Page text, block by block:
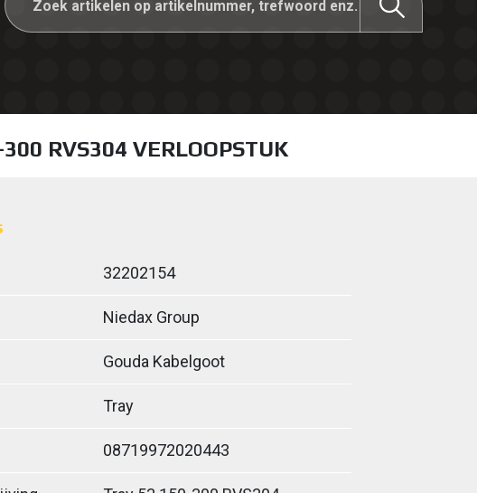
RVS304 VERLOOPSTUK
32202154
Niedax Group
Gouda Kabelgoot
Tray
08719972020443